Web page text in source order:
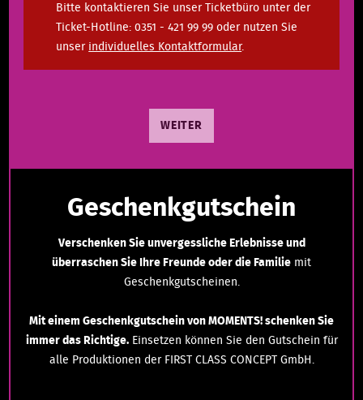
Bitte kontaktieren Sie unser Ticketbüro unter der
Ticket-Hotline: 0351 - 421 99 99 oder nutzen Sie
unser individuelles Kontaktformular.
WEITER
Geschenkgutschein
Verschenken Sie unvergessliche Erlebnisse und
überraschen Sie Ihre Freunde oder die Familie mit
Geschenkgutscheinen.
Mit einem Geschenkgutschein von MOMENTS! schenken Sie
immer das Richtige.Einsetzen können Sie den Gutschein für
alle Produktionen der FIRST CLASS CONCEPT GmbH.